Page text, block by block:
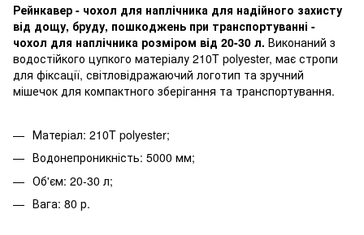
Рейнкавер - чохол для наплічника для надійного захисту
від дощу, бруду, пошкоджень при транспортуванні -
чохол для наплічника розміром від 20-30 л. Виконаний з
водостійкого цупкого матеріалу 210T polyester, має стропи
для фіксації, світловідражаючий логотип та зручний
мішечок для компактного зберігання та транспортування.
Матеріал: 210T polyester;
Водонепроникність: 5000 мм;
Об'єм: 20-30 л;
Вага: 80 р.